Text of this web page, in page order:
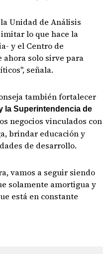
Unidad de Análisis
lo que hace la
y el Centro de
ahora solo sirve para
señala.
también fortalecer
la Superintendencia de
negocios vinculados con
brindar educación y
de desarrollo.
vamos a seguir siendo
solamente amortigua y
está en constante